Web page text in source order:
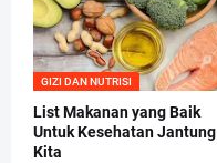
GIZI DAN NUTRISI
List Makanan yang Baik
Untuk Kesehatan Jantung
Kita